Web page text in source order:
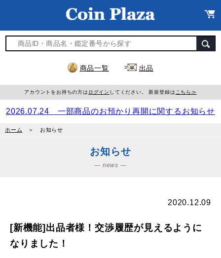
商品一覧 出品
アカウントをお持ちの方は ログイン してください。 新規登録は こちら≫
2026.07.24 一部商品のお預かり再開に関するお知らせ
ホーム ＞ お知らせ
お知らせ
― news ―
2020.12.09
[新機能]出品者様！交渉履歴が見えるように
なりました！